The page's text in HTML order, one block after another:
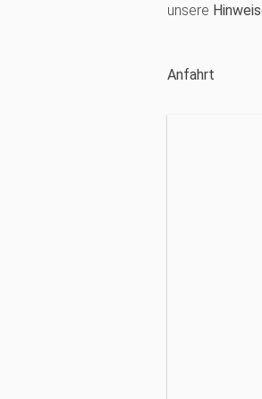
unsere
Anfahrt